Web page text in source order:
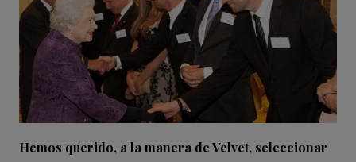
Hemos querido, a la manera de Velvet, seleccionar